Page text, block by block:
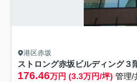
港区赤坂
ストロング赤坂ビルディング３
176.46万円 (3.3万円/坪) 管理/